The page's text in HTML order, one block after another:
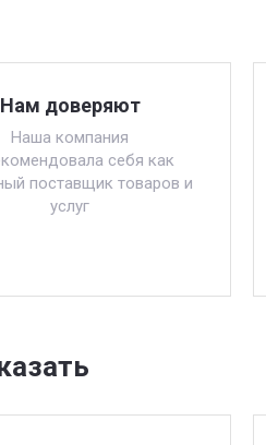
Нам доверяют
Наша компания
себя как
поставщик товаров и
услуг